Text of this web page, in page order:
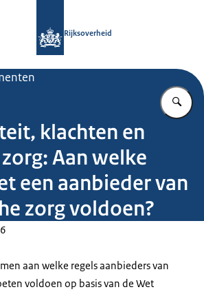
Rijksoverheid
klachten en
Aan welke
een aanbieder van
zorg voldoen?
aan welke regels aanbieders van
voldoen op basis van de Wet